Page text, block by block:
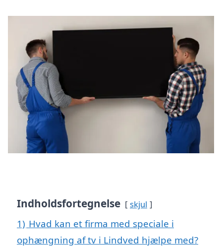
Indholdsfortegnelse skjul
1) Hvad kan et firma med speciale i
ophængning af tv i Lindved hjælpe med?